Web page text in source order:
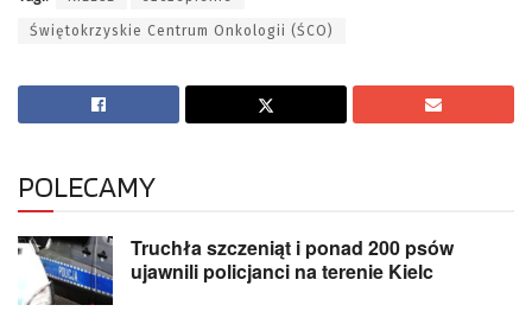
Świętokrzyskie Centrum Onkologii (ŚCO)
POLECAMY
Truchła szczeniąt i ponad 200 psów
ujawnili policjanci na terenie Kielc